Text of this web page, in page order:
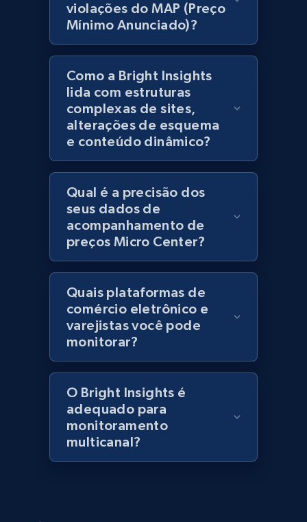
Lazada - Products
URL, Title, Rating, Reviews, Initial price, Final
price, Currency, Stock, and more.
992+ 165+ Comece agora
Lazada - Products - Discover products by
keyword
URL, Title, Rating, Reviews, Initial price, Final
price, Currency, Stock, and more.
992+ 165+ Comece agora
URL, Title, Rating, Reviews, Initial price, Final
price, Currency, Stock, and more.
992+ 165+
violações do MAP (Preço
Mínimo Anunciado)?
Como a Bright Insights
lida com estruturas
complexas de sites,
alterações de esquema
e conteúdo dinâmico?
Qual é a precisão dos
seus dados de
acompanhamento de
preços Micro Center?
Quais plataformas de
comércio eletrônico e
varejistas você pode
monitorar?
O Bright Insights é
adequado para
monitoramento
multicanal?